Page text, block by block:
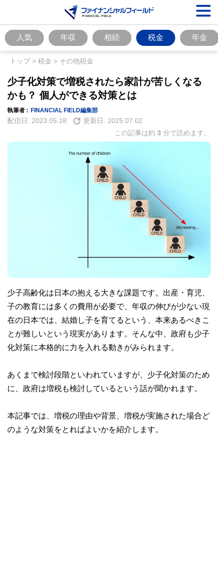
人気 年収 相続 税金 年金
トップ> 税金 > その他税金
少子化対策で増税されたら家計が苦しくなる
かも？ 個人ができる対策とは
執筆者 : FINANCIAL FIELD編集部
配信日: 2023.05.18 更新日: 2025.07.02
この記事は約 3 分で読めます。
少子高齢化は日本の抱える大きな課題です。出産・育児、
子の教育には多くの費用が必要で、年収の伸びが少ない現
在の日本では、結婚し子を育てるという、本来あるべきこ
とが難しいという現実があります。そんな中、政府も少子
化対策に本格的に力を入れる動きがみられます。
あくまで検討段階といわれていますが、少子化対策のため
に、政府は増税も検討しているという話が聞かれます。
本記事では、増税の理由や背景、増税が実施された場合ど
のような対策をとればよいかを紹介します。